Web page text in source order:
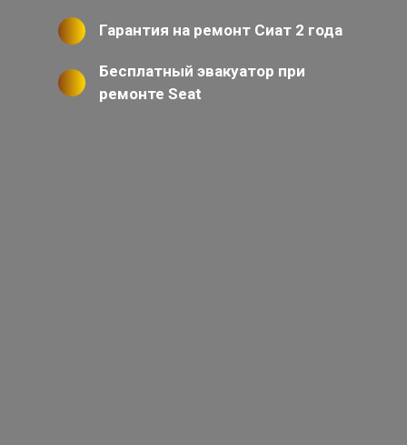
Гарантия на ремонт Сиат 2 года
Бесплатный эвакуатор при
ремонте Seat